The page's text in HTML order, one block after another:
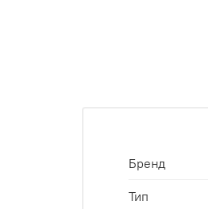
Бренд
Тип